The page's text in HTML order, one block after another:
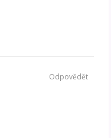
Odpovědět